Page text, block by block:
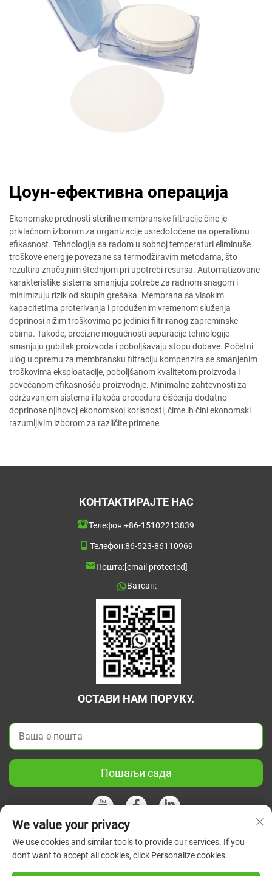
Цоун-ефективна операција
Ekonomske prednosti sterilne membranske filtracije čine je
privlačnom izborom za organizacije usredotočene na operativnu
efikasnost. Tehnologija sa radom u sobnoj temperaturi eliminuše
troškove energije povezane sa termodžiravim metodama, što
rezultira značajnim štednjom pri upotrebi resursa. Automatizovane
karakteristike sistema smanjuju potrebe za radnom snagom i
minimizuju rizik od skupih grešaka. Membrana sa visokim
kapacitetima proterivanja i produženim vremenom služenja
doprinosi nižim troškovima po jedinici filtriranog zapreminske
obima. Takođe, precizne mogućnosti separacije tehnologije
smanjuju gubitak proizvoda i poboljšavaju stopu dobave. Početni
ulog u opremu za membransku filtraciju kompenzira se smanjenim
troškovima eksploatacije, poboljšanom kvalitetom proizvoda i
povećanom efikasnošću proizvodnje. Minimalne zahtevnosti za
održavanjem sistema i lakoća procedura čišćenja dodatno
doprinose njihovoj ekonomskoj korisnosti, čime ih čini ekonomski
razumljivim izborom za različite primene.
КОНТАКТИРАЈТЕ НАС
Телефон:+86-15102213839
Телефон:86-523-86110969
Пошта:[email protected]
Ватсап:
ОСТАВИ НАМ ПОРУКУ.
Пошаљи сада
Ауторско право © 2026 Кина Јиангсу Зелени Унион Научни
We value your privacy
We use cookies and similar tools to provide our services. If you
don't want to accept all cookies, click Personalize cookies.